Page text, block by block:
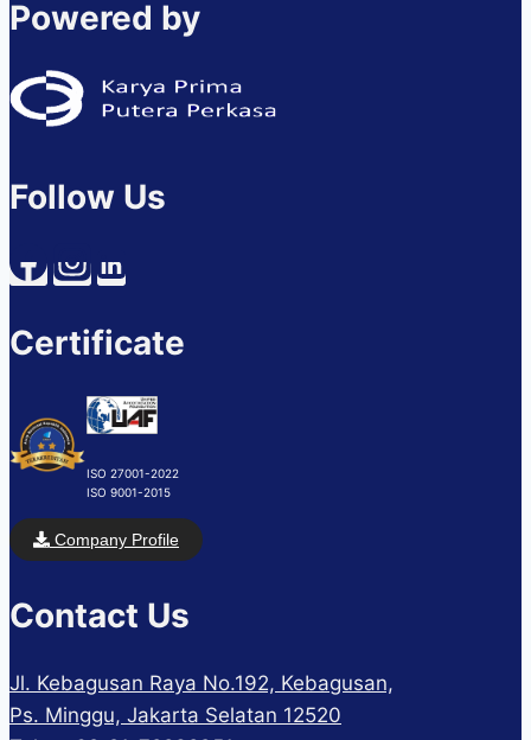
Powered by
Follow Us
Certificate
ISO 27001-2022
ISO 9001-2015
Company Profile
Contact Us
Jl. Kebagusan Raya No.192, Kebagusan,
Ps. Minggu, Jakarta Selatan 12520